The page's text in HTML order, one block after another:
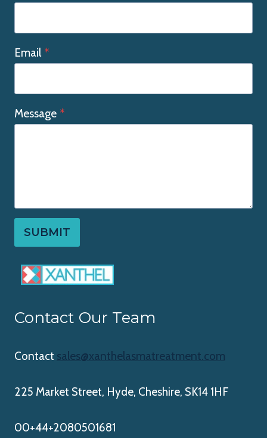
Email *
Message *
SUBMIT
Contact Our Team
Contact sales@xanthelasmatreatment.com
225 Market Street, Hyde, Cheshire, SK14 1HF
00+44+2080501681